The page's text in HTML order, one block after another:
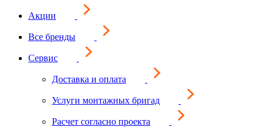
Акции
Все бренды
Сервис
Доставка и оплата
Услуги монтажных бригад
Расчет согласно проекта